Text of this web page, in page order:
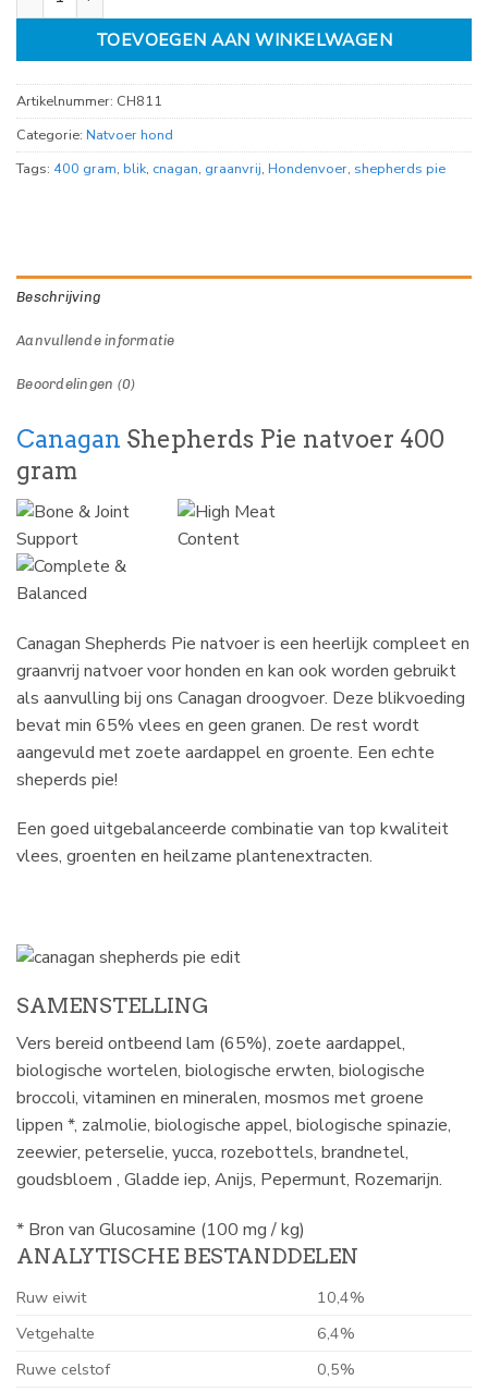
TOEVOEGEN AAN WINKELWAGEN
Artikelnummer: CH811
Categorie: Natvoer hond
Tags: 400 gram, blik, cnagan, graanvrij, Hondenvoer, shepherds pie
Beschrijving
Aanvullende informatie
Beoordelingen (0)
Canagan Shepherds Pie natvoer 400
gram
Canagan Shepherds Pie natvoer is een heerlijk compleet en
graanvrij natvoer voor honden en kan ook worden gebruikt
als aanvulling bij ons Canagan droogvoer. Deze blikvoeding
bevat min 65% vlees en geen granen. De rest wordt
aangevuld met zoete aardappel en groente. Een echte
sheperds pie!
Een goed uitgebalanceerde combinatie van top kwaliteit
vlees, groenten en heilzame plantenextracten.
SAMENSTELLING
Vers bereid ontbeend lam (65%), zoete aardappel,
biologische wortelen, biologische erwten, biologische
broccoli, vitaminen en mineralen, mosmos met groene
lippen *, zalmolie, biologische appel, biologische spinazie,
zeewier, peterselie, yucca, rozebottels, brandnetel,
goudsbloem , Gladde iep, Anijs, Pepermunt, Rozemarijn.
* Bron van Glucosamine (100 mg / kg)
ANALYTISCHE BESTANDDELEN
Ruw eiwit
10,4%
Vetgehalte
6,4%
Ruwe celstof
0,5%